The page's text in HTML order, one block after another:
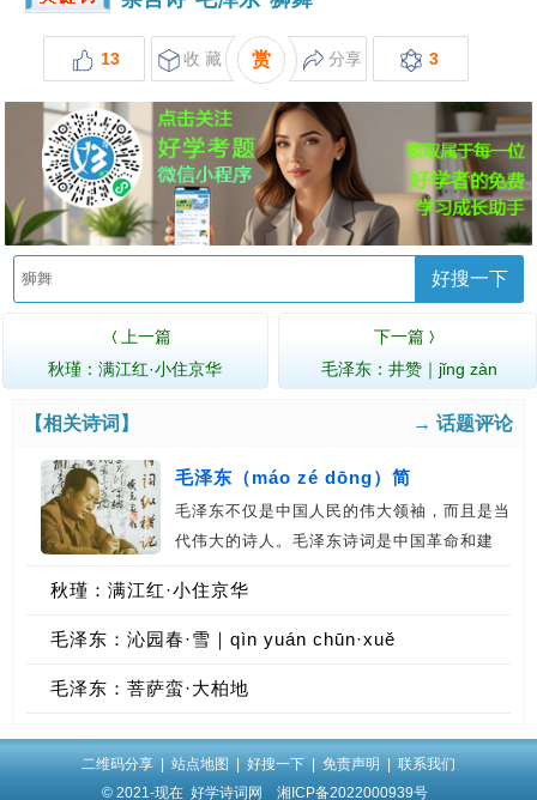
13 收 藏 赏 分享 3
好搜一下
〈
上一篇
秋瑾：满江红·小住京华
下一篇 〉
毛泽东：井赞｜jǐng zàn
【相关诗词】 → 话题评论
毛泽东（máo zé dōng）简
毛泽东不仅是中国人民的伟大领袖，而且是当
代伟大的诗人。毛泽东诗词是中国革命和建
秋瑾：满江红·小住京华
毛泽东：沁园春·雪｜qìn yuán chūn·xuě
毛泽东：菩萨蛮·大柏地
二维码分享 站点地图 好搜一下 免责声明
联系我们
© 2021-现在 好学诗词网 湘ICP备2022000939号